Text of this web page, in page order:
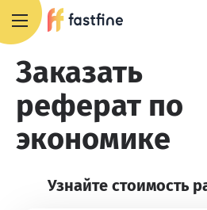
Заказать
реферат по
экономике
Узнайте стоимость